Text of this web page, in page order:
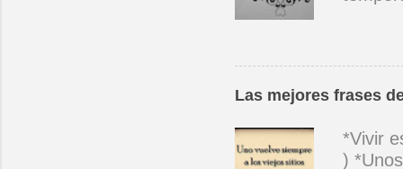
en las
Las mejores frases
*Vivir
)